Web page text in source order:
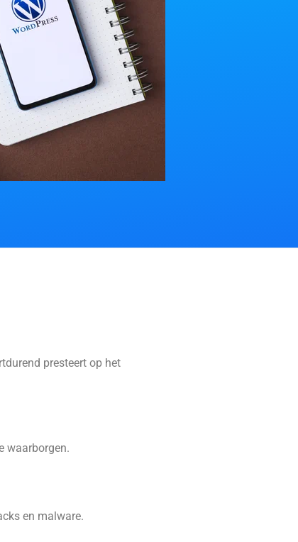
presteert op het
waarborgen.
en malware.